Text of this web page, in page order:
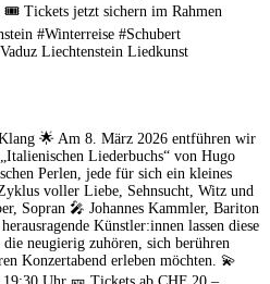
Tickets jetzt sichern im Rahmen
#Winterreise #Schubert
Liechtenstein Liedkunst